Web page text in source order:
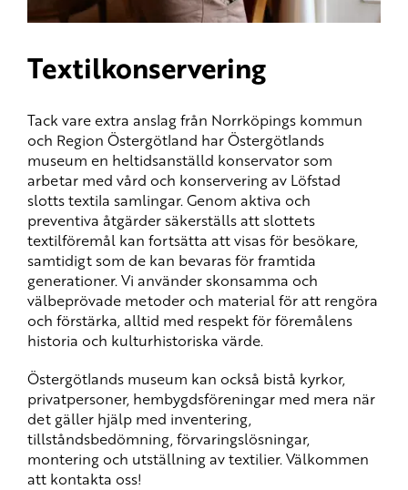
Textilkonservering
Tack vare extra anslag från Norrköpings kommun
och Region Östergötland har Östergötlands
museum en heltidsanställd konservator som
arbetar med vård och konservering av Löfstad
slotts textila samlingar. Genom aktiva och
preventiva åtgärder säkerställs att slottets
textilföremål kan fortsätta att visas för besökare,
samtidigt som de kan bevaras för framtida
generationer. Vi använder skonsamma och
välbeprövade metoder och material för att rengöra
och förstärka, alltid med respekt för föremålens
historia och kulturhistoriska värde.
Östergötlands museum kan också bistå kyrkor,
privatpersoner, hembygdsföreningar med mera när
det gäller hjälp med inventering,
tillståndsbedömning, förvaringslösningar,
montering och utställning av textilier. Välkommen
att kontakta oss!